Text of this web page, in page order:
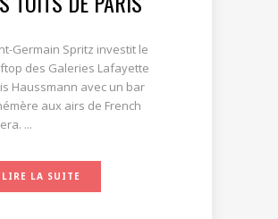
Germain Spritz investit le
des Galeries Lafayette
Haussmann avec un bar
aux airs de French
...
LIRE LA SUITE